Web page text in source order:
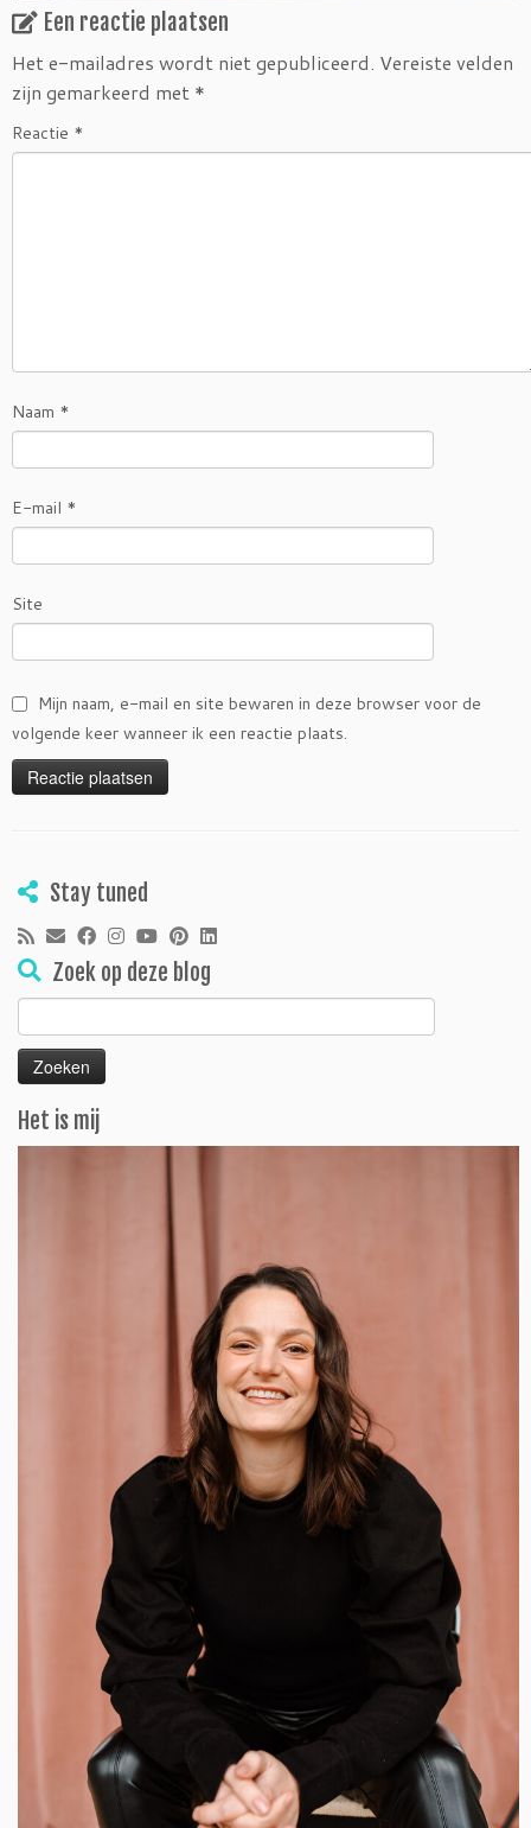
Een reactie plaatsen
Het e-mailadres wordt niet gepubliceerd. Vereiste velden
zijn gemarkeerd met *
Reactie *
Naam *
E-mail *
Site
Mijn naam, e-mail en site bewaren in deze browser voor de
volgende keer wanneer ik een reactie plaats.
Stay tuned
Zoek op deze blog
naar:
Het is mij